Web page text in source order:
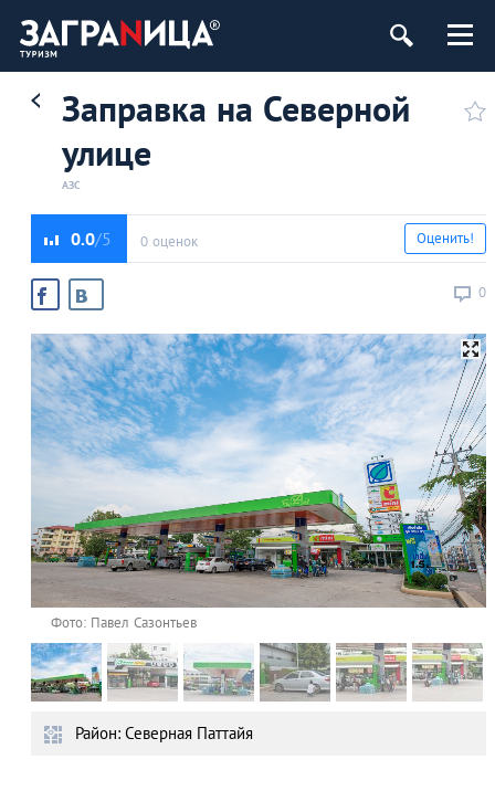
Заправка на Северной
улице
АЗС
0.0 0 оценок
0
Оценить!
Фото: Павел Сазонтьев
Район: Северная Паттайя